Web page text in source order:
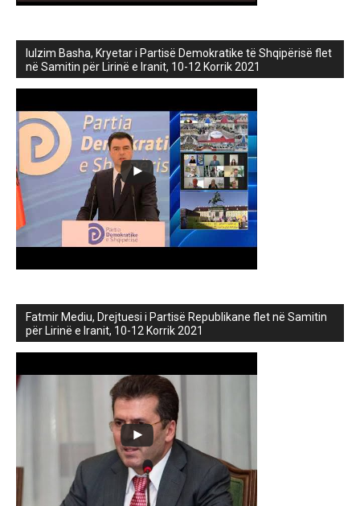
lulzim Basha, Kryetar i Partisë Demokratike të Shqipërisë flet
në Samitin për Lirinë e Iranit, 10-12 Korrik 2021
Fatmir Mediu, Drejtuesi i Partisë Republikane flet në Samitin
për Lirinë e Iranit, 10-12 Korrik 2021